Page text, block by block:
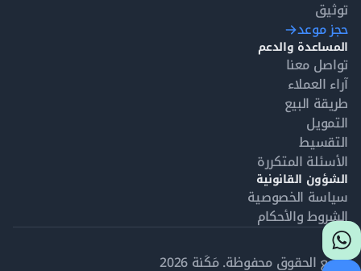
توثيق
حجز موعد
المساعدة والدعم
تواصل معنا
آراء العملاء
طريقة البيع
التمويل
التقسيط
الأسئلة المتكررة
الشؤون القانونية
سياسة الخصوصية
الشروط والأحكام
جميع الحقوق محفوظة. مَكَنة 2026